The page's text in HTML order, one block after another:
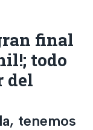
final
todo
del
tenemos